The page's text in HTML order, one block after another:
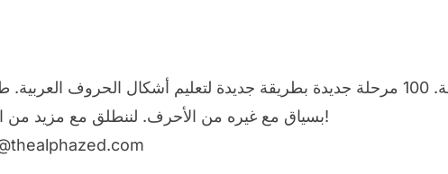
نحب الأعداد التّامة. 100 مرحلة جديدة بطريقة جديدة لتعليم أشكال
بسياق مع غيره من الأحرف. لننطلق مع مزيد من المحتوى في أمل، يزداد في بداية كل أسبوع!